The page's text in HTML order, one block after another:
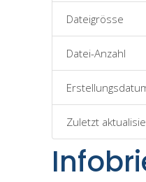
Dateigrösse
Datei-Anzahl
Zuletzt